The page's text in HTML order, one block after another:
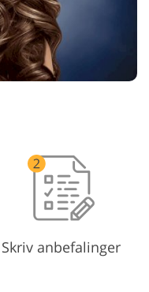
Skriv anbefalinger